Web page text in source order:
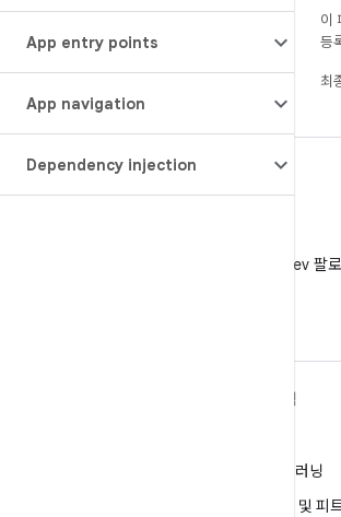
App entry points
App navigation
Dependency injection
이
등
최
X에서 @AndroidDev 팔
탐색
머신러닝
건강 및 피